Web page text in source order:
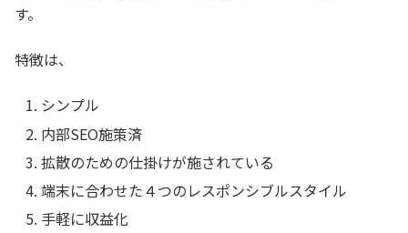
す。
特徴は、
シンプル
内部SEO施策済
拡散のための仕掛けが施されている
端末に合わせた４つのレスポンシブルスタイル
手軽に収益化